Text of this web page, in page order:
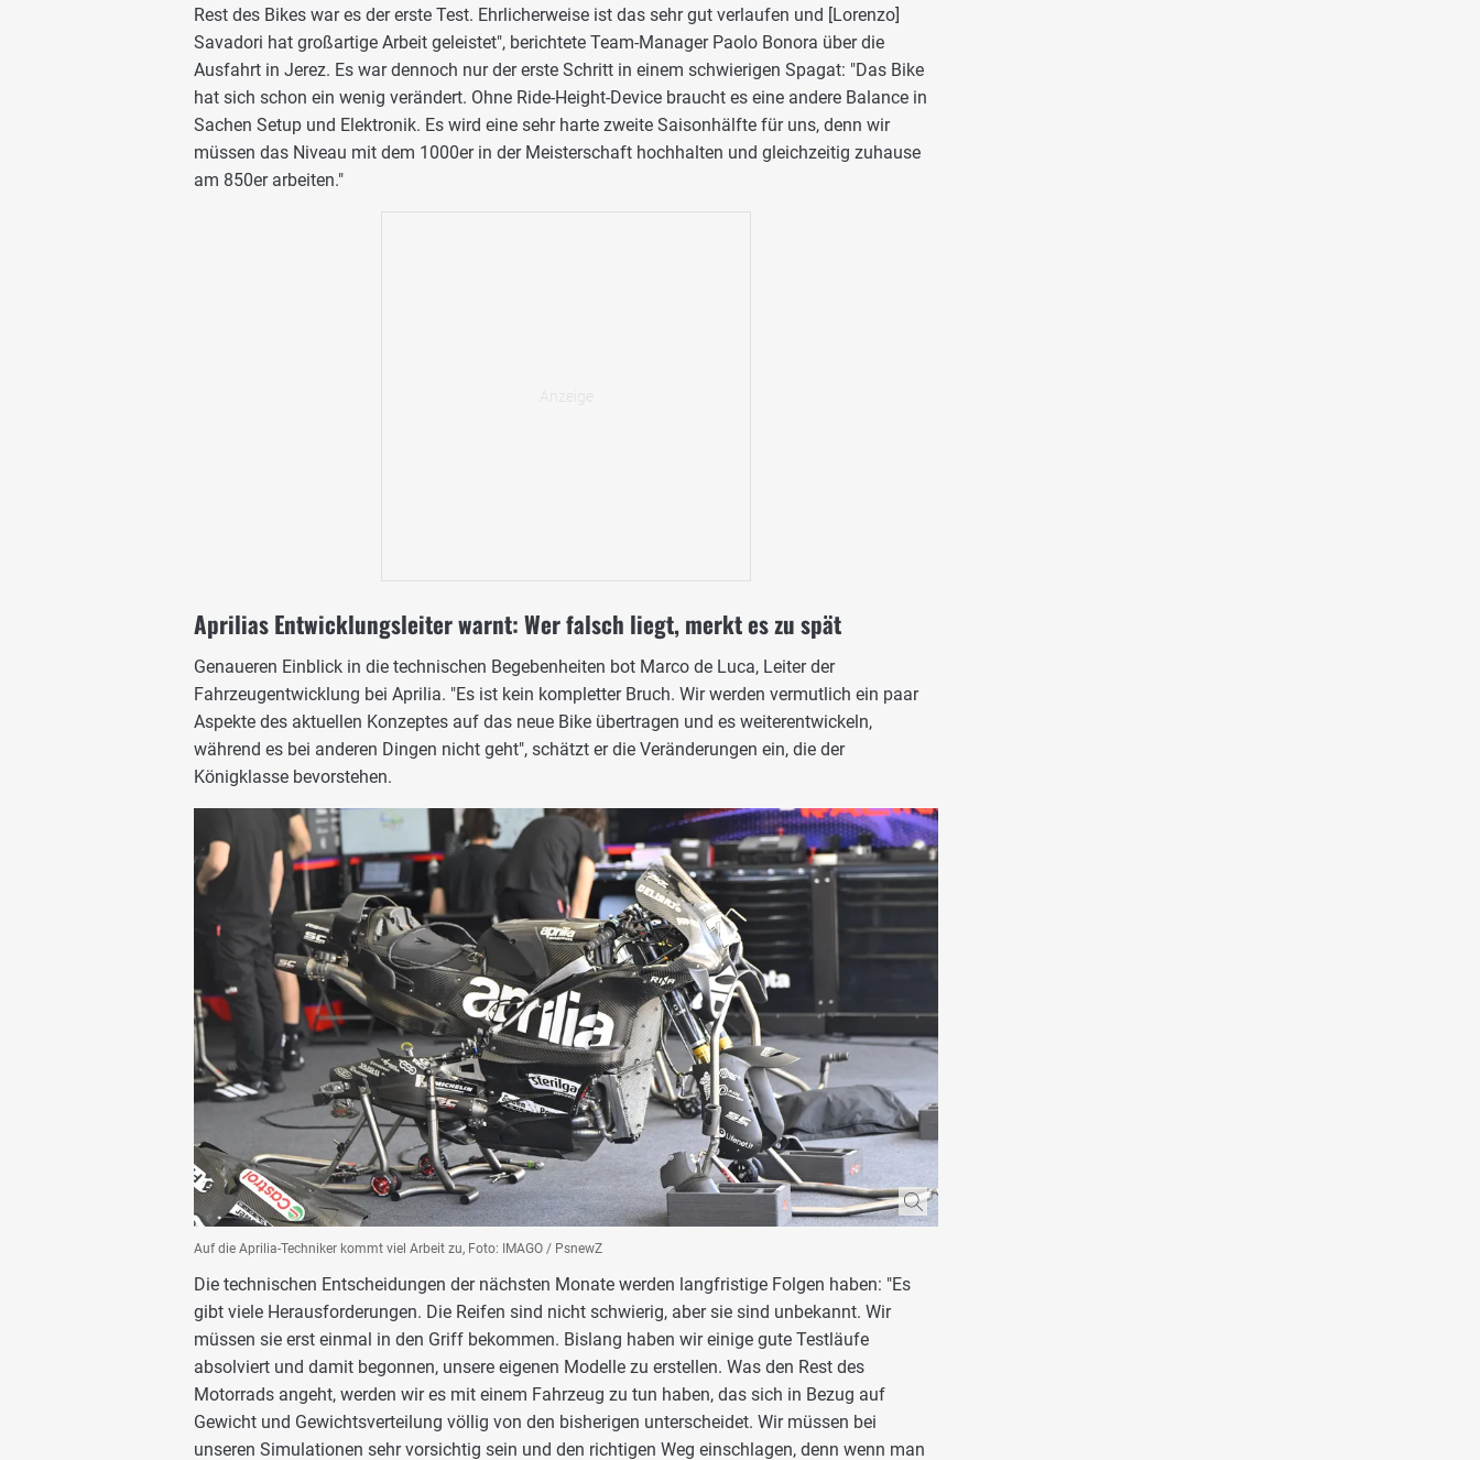
Rest des Bikes war es der erste Test. Ehrlicherweise ist das sehr gut verlaufen und [Lorenzo]
Savadori hat großartige Arbeit geleistet", berichtete Team-Manager Paolo Bonora über die
Ausfahrt in Jerez. Es war dennoch nur der erste Schritt in einem schwierigen Spagat: "Das Bike
hat sich schon ein wenig verändert. Ohne Ride-Height-Device braucht es eine andere Balance in
Sachen Setup und Elektronik. Es wird eine sehr harte zweite Saisonhälfte für uns, denn wir
müssen das Niveau mit dem 1000er in der Meisterschaft hochhalten und gleichzeitig zuhause
am 850er arbeiten."
Aprilias Entwicklungsleiter warnt: Wer falsch liegt, merkt es zu spät
Genaueren Einblick in die technischen Begebenheiten bot Marco de Luca, Leiter der
Fahrzeugentwicklung bei Aprilia. "Es ist kein kompletter Bruch. Wir werden vermutlich ein paar
Aspekte des aktuellen Konzeptes auf das neue Bike übertragen und es weiterentwickeln,
während es bei anderen Dingen nicht geht", schätzt er die Veränderungen ein, die der
Königklasse bevorstehen.
Auf die Aprilia-Techniker kommt viel Arbeit zu, Foto: IMAGO / PsnewZ
Die technischen Entscheidungen der nächsten Monate werden langfristige Folgen haben: "Es
gibt viele Herausforderungen. Die Reifen sind nicht schwierig, aber sie sind unbekannt. Wir
müssen sie erst einmal in den Griff bekommen. Bislang haben wir einige gute Testläufe
absolviert und damit begonnen, unsere eigenen Modelle zu erstellen. Was den Rest des
Motorrads angeht, werden wir es mit einem Fahrzeug zu tun haben, das sich in Bezug auf
Gewicht und Gewichtsverteilung völlig von den bisherigen unterscheidet. Wir müssen bei
unseren Simulationen sehr vorsichtig sein und den richtigen Weg einschlagen, denn wenn man